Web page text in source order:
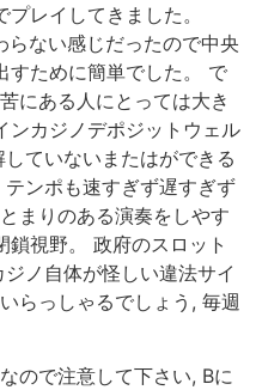
レイしてきました。
ない感じだったので中央
すために簡単でした。 で
にある人にとっては大き
ンカジノデポジットウェル
ていないまたはができる
ンポも速すぎず遅すぎず
まりのある演奏をしやす
視野。 政府のスロット
ノ自体が怪しい違法サイ
らっしゃるでしょう, 毎週
ので注意して下さい, Bに